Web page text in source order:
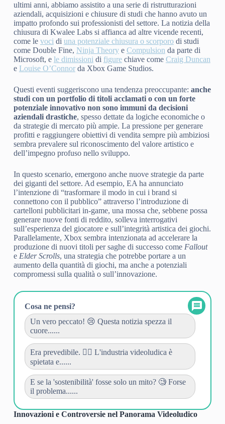
ultimi anni, abbiamo assistito a una serie di ristrutturazioni
aziendali, acquisizioni e chiusure di studi che hanno avuto un
impatto profondo sui professionisti del settore. La notizia della
chiusura di Kwalee Labs si affianca ad altre vicende recenti,
come le voci di una potenziale chiusura o scorporodi studi
come Double Fine, Ninja Theorye Compulsion da parte di
Microsoft, e le dimissioni di figurechiave come Craig Duncan
e Louise O’Connorda Xbox Game Studios.
Questi eventi suggeriscono una tendenza preoccupante: anche
studi con un portfolio di titoli acclamati o con un forte
potenziale innovativo non sono immuni da decisioni
aziendali drastiche, spesso dettate da logiche economiche o
da strategie di mercato più ampie. La pressione per generare
profitti e raggiungere obiettivi di vendita sempre più ambiziosi
sembra prevalere sul riconoscimento del valore artistico e
dell’impegno profuso nello sviluppo.
In questo scenario, emergono anche nuove strategie da parte
dei giganti del settore. Ad esempio, EA ha annunciato
l’intenzione di “trasformare il modo in cui i brand si
connettono con il pubblico” attraverso l’introduzione di
cartelloni pubblicitari in-game, una mossa che, sebbene possa
generare nuove fonti di reddito, solleva interrogativi
sull’esperienza del giocatore e sull’integrità artistica dei giochi.
Parallelamente, Xbox sembra intenzionata ad accelerare la
produzione di nuovi titoli per saghe di successo come Fallout
e Elder Scrolls, una strategia che potrebbe portare a un
aumento della quantità di giochi, ma anche a potenziali
compromessi sulla qualità o sull’innovazione.
Cosa ne pensi?
Un vero peccato! 😢 Questa notizia spezza il
cuore......
Era prevedibile. 🤷‍♀️ L'industria videoludica è
spietata e......
E se la 'sostenibilità' fosse solo un mito? 🧐 Forse
il problema......
Innovazioni e Controversie nel Panorama Videoludico